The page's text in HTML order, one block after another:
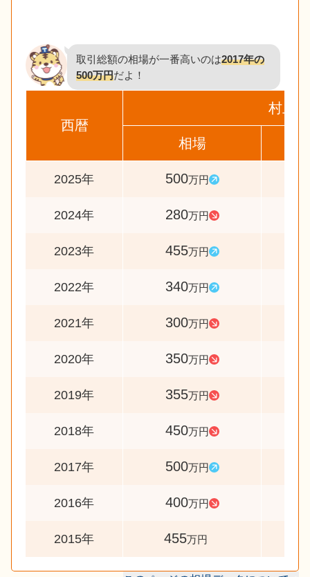
取引総額の相場が一番高いのは2017年の
500万円だよ！
西暦
村上市
相場
2025年 500万円
2024年 280万円
2023年 455万円
2022年 340万円
2021年 300万円
2020年 350万円
2019年 355万円
2018年 450万円
2017年 500万円
2016年 400万円
2015年 455万円